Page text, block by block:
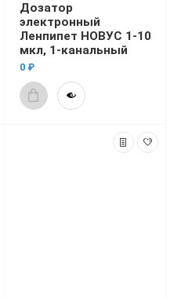
Дозатор
электронный
Ленпипет НОВУС 1-10
мкл, 1-канальный
0 ₽